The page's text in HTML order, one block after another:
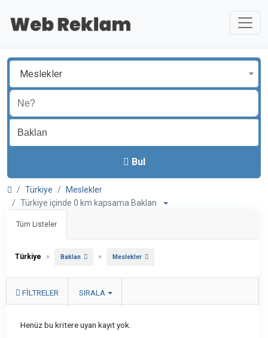
Meslekler
Bul
Türkiye
Meslekler
Türkiye içinde 0 km kapsama Baklan
Tüm Listeler
Türkiye » Baklan » Meslekler
FILTRELER SIRALA
Henüz bu kritere uyan kayıt yok.